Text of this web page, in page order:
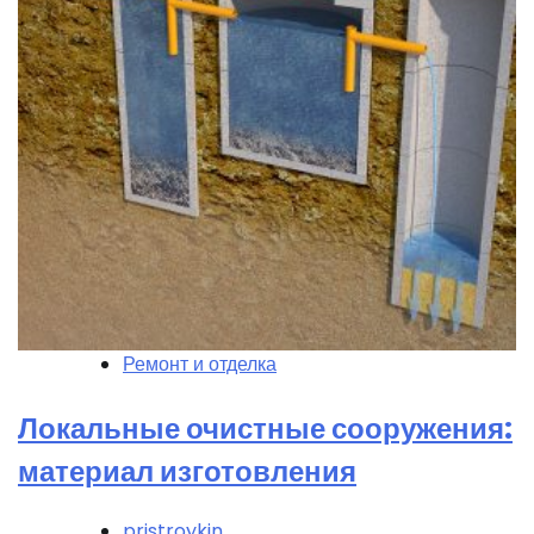
Ремонт и отделка
Локальные очистные сооружения:
материал изготовления